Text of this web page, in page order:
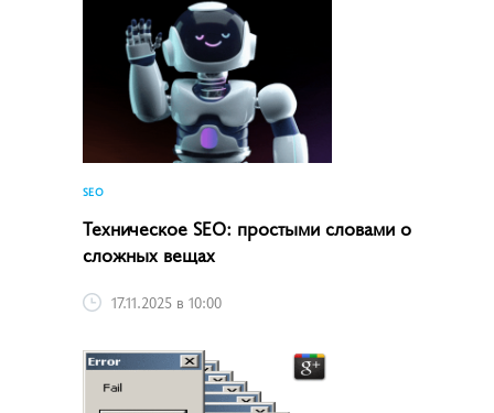
SEO
Техническое SEO: простыми словами о
сложных вещах
17.11.2025 в 10:00